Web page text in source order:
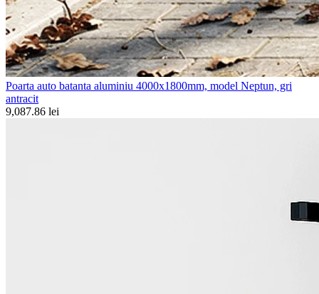
Poarta auto batanta aluminiu 4000x1800mm, model Neptun, gri
antracit
9,087.86 lei